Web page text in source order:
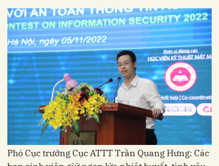
Phó Cục trưởng Cục ATTT Trần Quang Hưng: Các